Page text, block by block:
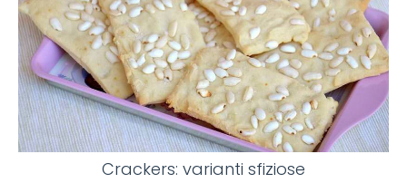
Crackers: varianti sfiziose